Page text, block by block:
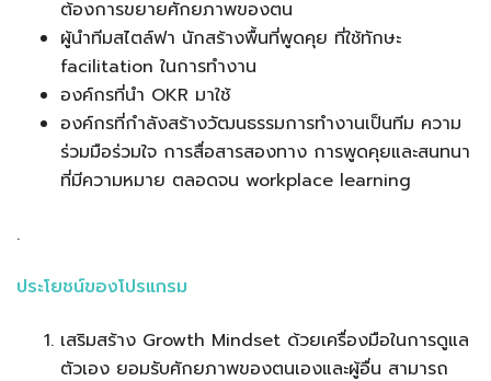
ต้องการขยายศักยภาพของตน
ผู้นําทีมสไตล์ฟา นักสร้างพื้นที่พูดคุย ที่ใช้ทักษะ
facilitation ในการทํางาน
องค์กรที่นํา OKR มาใช้
องค์กรที่กําลังสร้างวัฒนธรรมการทำงานเป็นทีม ความ
ร่วมมือร่วมใจ การสื่อสารสองทาง การพูดคุยและสนทนา
ที่มีความหมาย ตลอดจน workplace learning
.
ประโยชน์ของโปรแกรม
เสริมสร้าง Growth Mindset ด้วยเครื่องมือในการดูแล
ตัวเอง ยอมรับศักยภาพของตนเองและผู้อื่น สามารถ